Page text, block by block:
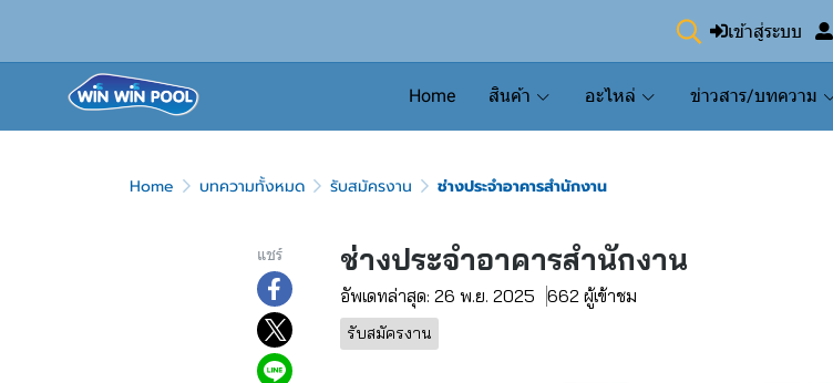
เข้าสู่ระบบ
Home สินค้า อะไหล่ ข่าวสาร/บทความ
Home บทความทั้งหมด รับสมัครงาน ช่างประจำอาคารสำนักงาน
แชร์ ช่างประจำอาคารสำนักงาน
อัพเดทล่าสุด: 26 พ.ย. 2025 662 ผู้เข้าชม
รับสมัครงาน